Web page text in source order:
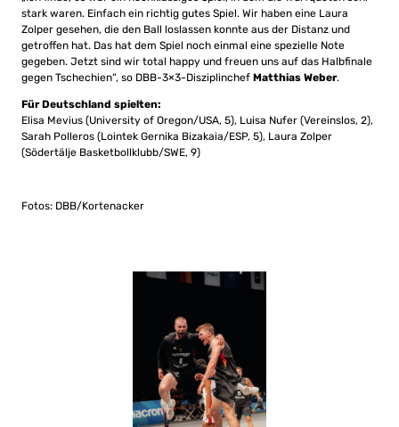
stark waren. Einfach ein richtig gutes Spiel. Wir haben eine Laura
Zolper gesehen, die den Ball loslassen konnte aus der Distanz und
getroffen hat. Das hat dem Spiel noch einmal eine spezielle Note
gegeben. Jetzt sind wir total happy und freuen uns auf das Halbfinale
gegen Tschechien“, so DBB-3×3-Disziplinchef Matthias Weber.
Für Deutschland spielten:
Elisa Mevius (University of Oregon/USA, 5), Luisa Nufer (Vereinslos, 2),
Sarah Polleros (Lointek Gernika Bizakaia/ESP, 5), Laura Zolper
(Södertälje Basketbollklubb/SWE, 9)
Fotos: DBB/Kortenacker